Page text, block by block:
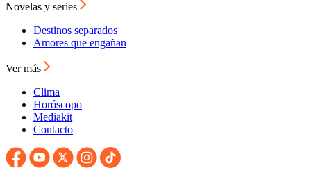
Novelas y series
Destinos separados
Amores que engañan
Ver más
Clima
Horóscopo
Mediakit
Contacto